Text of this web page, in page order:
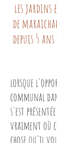
les jardins
de
depuis 5
lorsque
communal
s'est
vraiment où
chose qu'il